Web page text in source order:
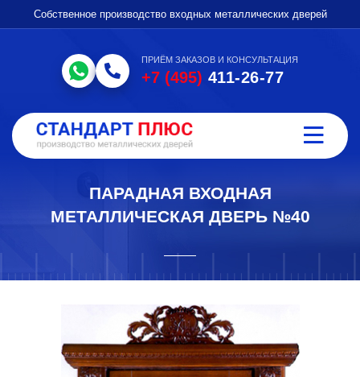
Собственное производство входных металлических дверей
ПРИЁМ ЗАКАЗОВ И КОНСУЛЬТАЦИЯ
+7 (495) 411-26-77
ПАРАДНАЯ ВХОДНАЯ
МЕТАЛЛИЧЕСКАЯ ДВЕРЬ №40